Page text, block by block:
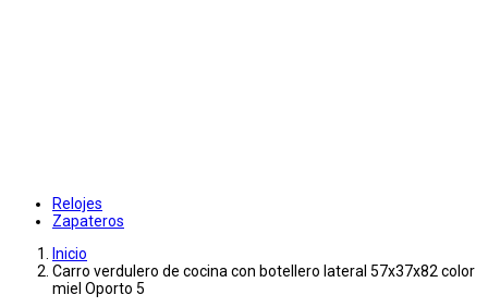
Relojes
Zapateros
Inicio
Carro verdulero de cocina con botellero lateral 57x37x82 color
miel Oporto 5